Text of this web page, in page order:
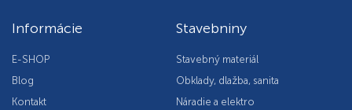
Informácie
E-SHOP
Blog
Kontakt
Stavebniny
Stavebný materiál
Obklady, dlažba, sanita
Náradie a elektro